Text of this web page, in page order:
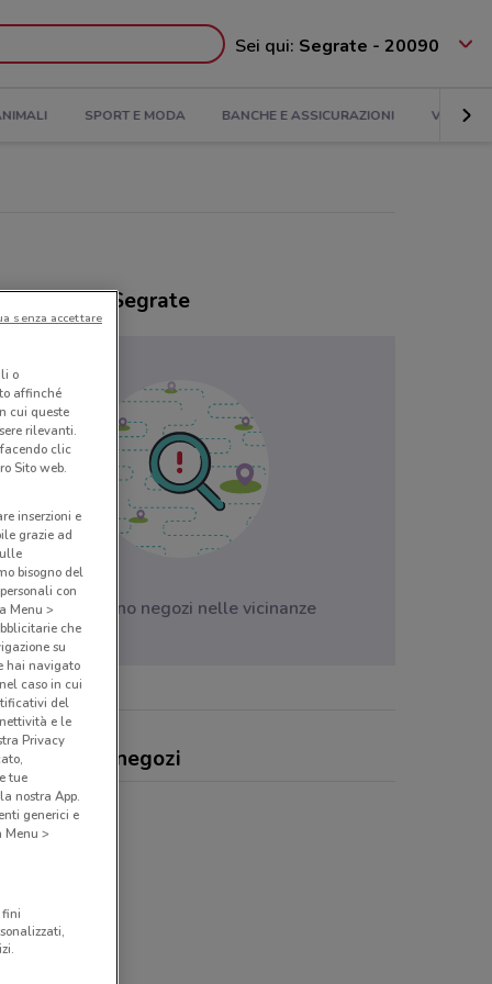
Sei qui: Segrate - 20090
SPORT E MODA BANCHE E ASSICURAZIONI VIAGGI
Avon a Segrate
Non ci sono negozi nelle vicinanze
offerte e negozi
o
affinché
cui queste
rilevanti.
clic
Sito web.
inserzioni e
grazie ad
bisogno del
con
Menu >
che
su
hai navigato
caso in cui
del
e le
Privacy
tue
nostra App.
generici e
Menu >
fini
senza accettare